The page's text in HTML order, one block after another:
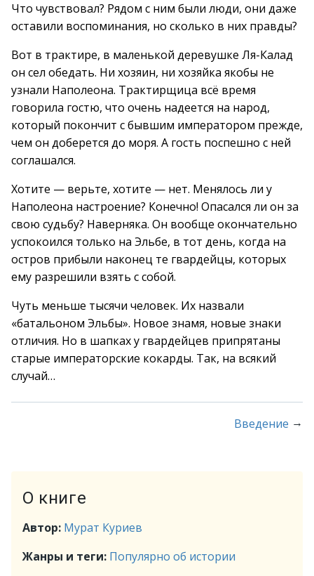
Что чувствовал? Рядом с ним были люди, они даже
оставили воспоминания, но сколько в них правды?
Вот в трактире, в маленькой деревушке Ля-Калад
он сел обедать. Ни хозяин, ни хозяйка якобы не
узнали Наполеона. Трактирщица всё время
говорила гостю, что очень надеется на народ,
который покончит с бывшим императором прежде,
чем он доберется до моря. А гость поспешно с ней
соглашался.
Хотите — верьте, хотите — нет. Менялось ли у
Наполеона настроение? Конечно! Опасался ли он за
свою судьбу? Наверняка. Он вообще окончательно
успокоился только на Эльбе, в тот день, когда на
остров прибыли наконец те гвардейцы, которых
ему разрешили взять с собой.
Чуть меньше тысячи человек. Их назвали
«батальоном Эльбы». Новое знамя, новые знаки
отличия. Но в шапках у гвардейцев припрятаны
старые императорские кокарды. Так, на всякий
случай…
Введение →
О книге
Автор: Мурат Куриев
Жанры и теги: Популярно об истории